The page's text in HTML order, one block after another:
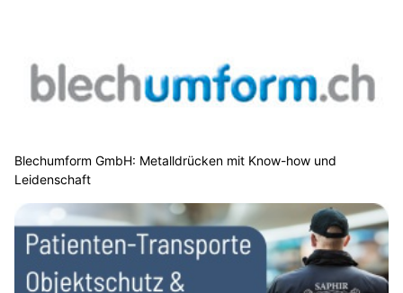
Blechumform GmbH: Metalldrücken mit Know-how und
Leidenschaft